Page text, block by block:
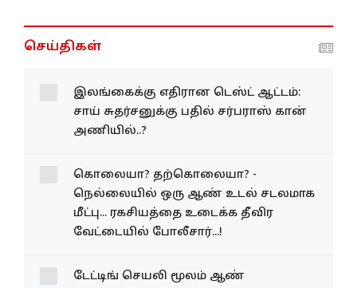
செய்திகள்
இலங்கைக்கு எதிரான டெஸ்ட் ஆட்டம்:
சாய் சுதர்சனுக்கு பதில் சர்பராஸ் கான்
அணியில்..?
கொலையா? தற்கொலையா? -
நெல்லையில் ஒரு ஆண் உடல் சடலமாக
மீட்பு... ரகசியத்தை உடைக்க தீவிர
வேட்டையில் போலீசார்...!
டேட்டிங் செயலி மூலம் ஆண்